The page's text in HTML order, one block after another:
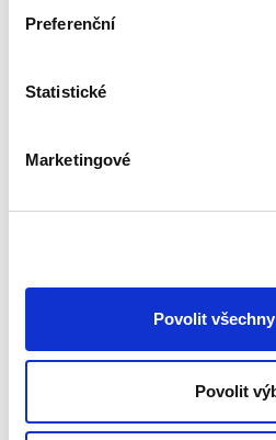
Preferenční
Statistické
Marketingové
Povolit
Povolit
390,00 Kč
povinnosti nahradit újmu
ryzí teorii, v knize čtenář